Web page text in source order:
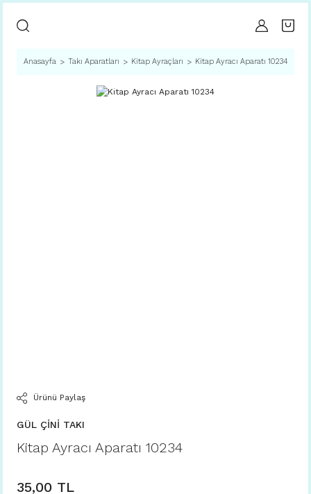
Anasayfa Takı Aparatları Kitap Ayraçları Kitap Ayracı Aparatı 10234
Ürünü Paylaş
GÜL ÇİNİ TAKI
Kitap Ayracı Aparatı 10234
35,00 TL